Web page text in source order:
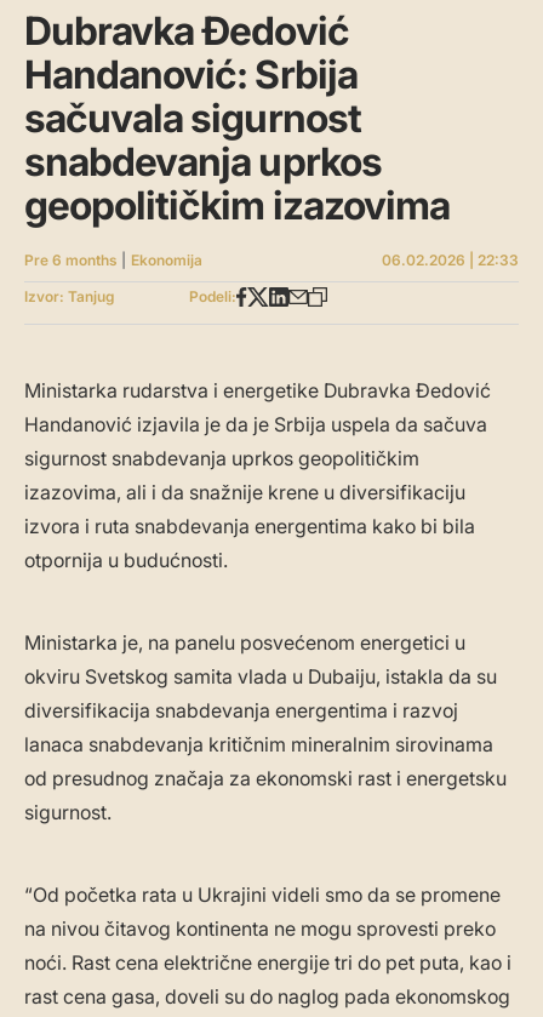
Dubravka Đedović
Handanović: Srbija
sačuvala sigurnost
snabdevanja uprkos
geopolitičkim izazovima
Pre 6 months Ekonomija
06.02.2026 | 22:33
Izvor: Tanjug
Podeli:
Ministarka rudarstva i energetike Dubravka Đedović
Handanović izjavila je da je Srbija uspela da sačuva
sigurnost snabdevanja uprkos geopolitičkim
izazovima, ali i da snažnije krene u diversifikaciju
izvora i ruta snabdevanja energentima kako bi bila
otpornija u budućnosti.
Ministarka je, na panelu posvećenom energetici u
okviru Svetskog samita vlada u Dubaiju, istakla da su
diversifikacija snabdevanja energentima i razvoj
lanaca snabdevanja kritičnim mineralnim sirovinama
od presudnog značaja za ekonomski rast i energetsku
sigurnost.
“Od početka rata u Ukrajini videli smo da se promene
na nivou čitavog kontinenta ne mogu sprovesti preko
noći. Rast cena električne energije tri do pet puta, kao i
rast cena gasa, doveli su do naglog pada ekonomskog